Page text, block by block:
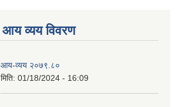
आय व्यय विवरण
आय-व्यय २०७९.८०
मिति: 01/18/2024 - 16:09